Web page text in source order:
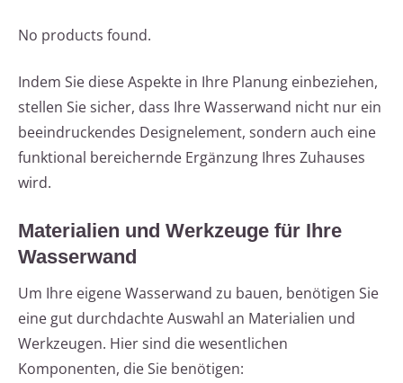
No products found.
Indem Sie diese Aspekte in Ihre Planung einbeziehen,
stellen Sie sicher, dass Ihre Wasserwand nicht nur ein
beeindruckendes Designelement, sondern auch eine
funktional bereichernde Ergänzung Ihres Zuhauses
wird.
Materialien und Werkzeuge für Ihre
Wasserwand
Um Ihre eigene Wasserwand zu bauen, benötigen Sie
eine gut durchdachte Auswahl an Materialien und
Werkzeugen. Hier sind die wesentlichen
Komponenten, die Sie benötigen: